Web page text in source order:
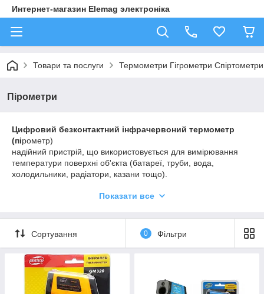
Интернет-магазин Elemag электроніка
Товари та послуги Термометри Гігрометри Спіртометри
Пірометри
Цифровий безконтактний інфрачервоний термометр
(пірометр)
надійний пристрій, що використовується для вимірювання
температури поверхні об'єкта (батареї, труби, вода,
холодильники, радіатори, казани тощо).
Широкий діапазон вимірювання температури та
робить його застосовним для різних гарячих,
небезпечних чи важкодоступних об'єктів.
Безконтактний дистанційний вимірювач температури –
пірометр,знаходить застосування у багатьох сферах. Він
може бути корисним вдома, наприклад, за допомогою його
можна визначити температуру батареї, труб холодного та
Показати все
Сортування 0 Фільтри